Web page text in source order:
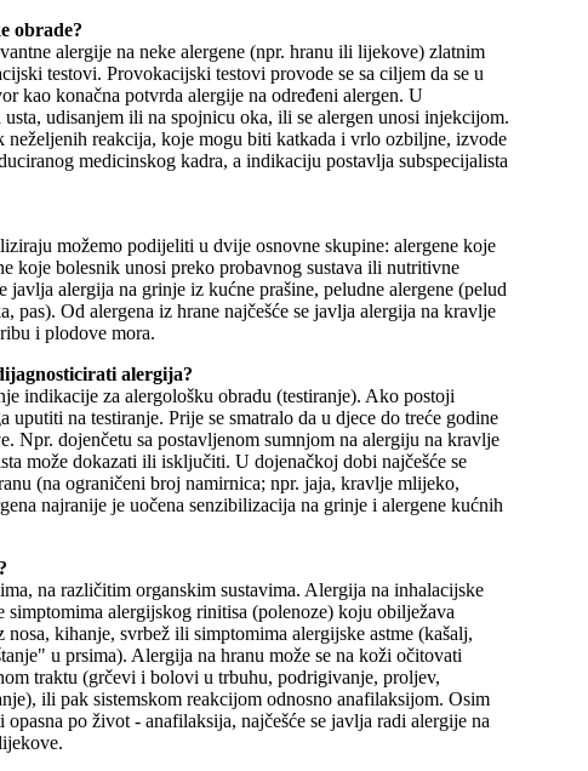
obrade?
alergije na neke alergene (npr. hranu ili lijekove) zlatnim
testovi. Provokacijski testovi provode se sa ciljem da se u
kao konačna potvrda alergije na određeni alergen. U
udisanjem ili na spojnicu oka, ili se alergen unosi injekcijom.
reakcija, koje mogu biti katkada i vrlo ozbiljne, izvode
medicinskog kadra, a indikaciju postavlja subspecijalista
možemo podijeliti u dvije osnovne skupine: alergene koje
koje bolesnik unosi preko probavnog sustava ili nutritivne
javlja alergija na grinje iz kućne prašine, peludne alergene (pelud
pas). Od alergena iz hrane najčešće se javlja alergija na kravlje
i plodove mora.
alergija?
indikacije za alergološku obradu (testiranje). Ako postoji
uputiti na testiranje. Prije se smatralo da u djece do treće godine
Npr. dojenčetu sa postavljenom sumnjom na alergiju na kravlje
može dokazati ili isključiti. U dojenačkoj dobi najčešće se
(na ograničeni broj namirnica; npr. jaja, kravlje mlijeko,
najranije je uočena senzibilizacija na grinje i alergene kućnih
na različitim organskim sustavima. Alergija na inhalacijske
simptomima alergijskog rinitisa (polenoze) koju obilježava
kihanje, svrbež ili simptomima alergijske astme (kašalj,
u prsima). Alergija na hranu može se na koži očitovati
traktu (grčevi i bolovi u trbuhu, podrigivanje, proljev,
ili pak sistemskom reakcijom odnosno anafilaksijom. Osim
po život - anafilaksija, najčešće se javlja radi alergije na